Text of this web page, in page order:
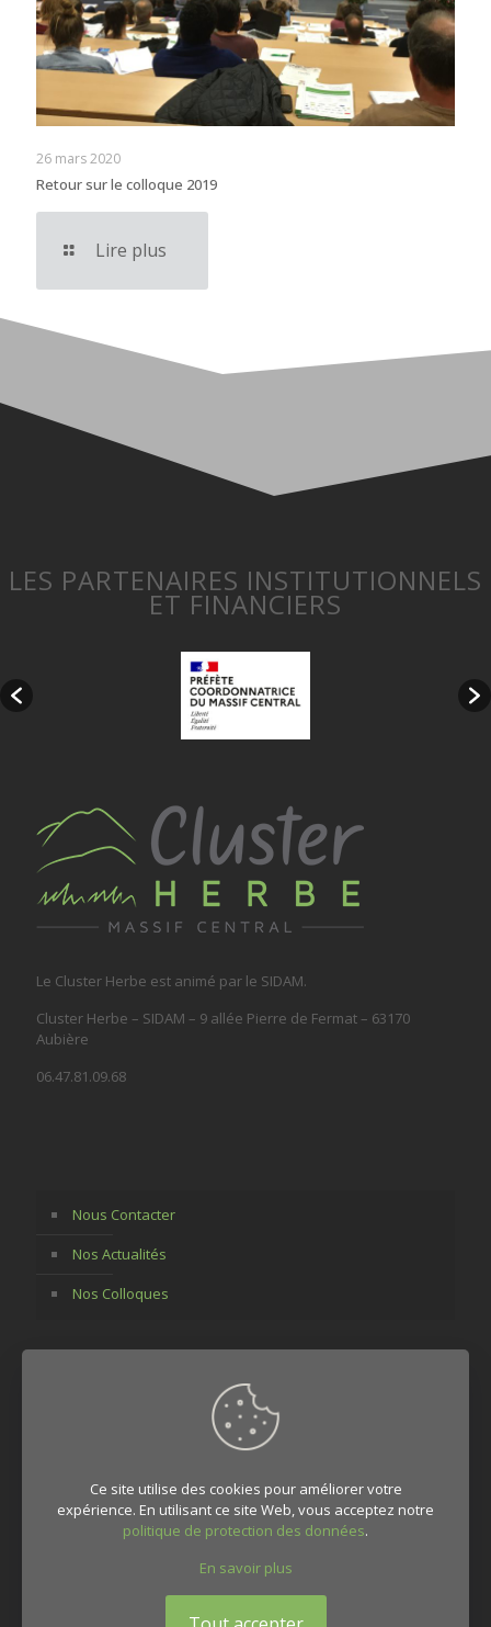
26 mars 2020
Retour sur le colloque 2019
Lire plus
LES PARTENAIRES INSTITUTIONNELS
ET FINANCIERS
Le Cluster Herbe est animé par le SIDAM.
Cluster Herbe – SIDAM – 9 allée Pierre de Fermat – 63170
Aubière
06.47.81.09.68
Nous Contacter
Nos Actualités
Nos Colloques
Membres et Partenaires
Politique de confidentialité
Ce site utilise des cookies pour améliorer votre
expérience. En utilisant ce site Web, vous acceptez notre
politique de protection des données.
En savoir plus